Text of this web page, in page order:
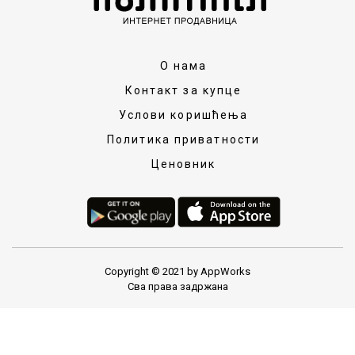
О нама
Контакт за купце
Услови коришћења
Политика приватности
Ценовник
Copyright © 2021 by AppWorks
Сва права задржана